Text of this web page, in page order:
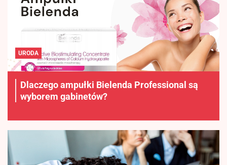
URODA
Dlaczego ampułki Bielenda Professional są
wyborem gabinetów?